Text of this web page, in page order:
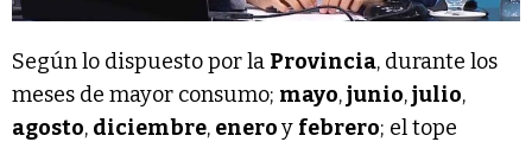
Según lo dispuesto por la Provincia, durante los
meses de mayor consumo; mayo,junio,julio,
agosto, diciembre, eneroy febrero; el tope